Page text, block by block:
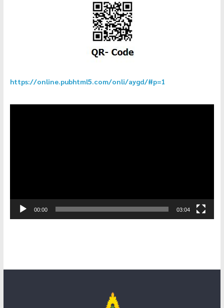
https://online.pubhtml5.com/onli/aygd/#p=1
00:00 03:04